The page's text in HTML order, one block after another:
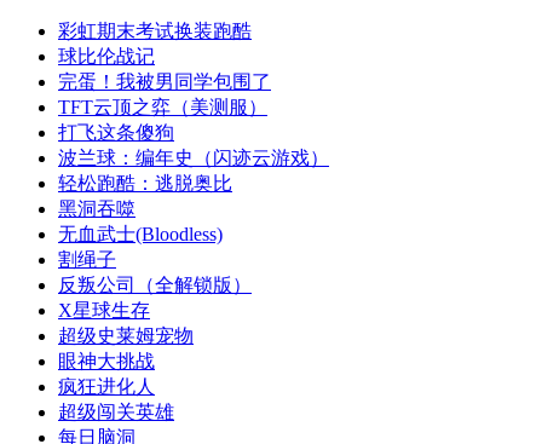
彩虹期末考试换装跑酷
球比伦战记
完蛋！我被男同学包围了
TFT云顶之弈（美测服）
打飞这条傻狗
波兰球：编年史（闪迹云游戏）
轻松跑酷：逃脱奥比
黑洞吞噬
无血武士(Bloodless)
割绳子
反叛公司（全解锁版）
X星球生存
超级史莱姆宠物
眼神大挑战
疯狂进化人
超级闯关英雄
每日脑洞